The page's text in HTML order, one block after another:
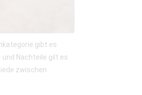
gibt es
und Nachteile gilt es
zwischen